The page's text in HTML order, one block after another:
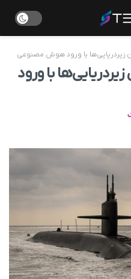
زیردریایی‌ها با ورود هوش مصنوعی
با ورود